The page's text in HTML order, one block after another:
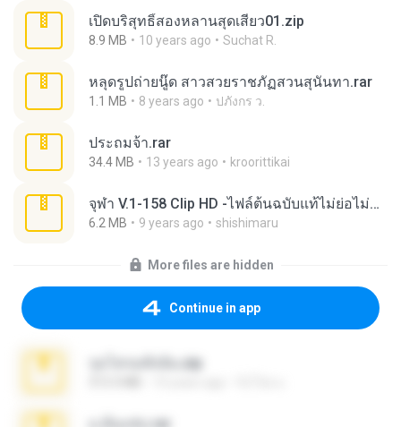
เปิดบริสุทธิ์สองหลานสุดเสียว01.zip
8.9 MB 10 years ago Suchat R.
หลุดรูปถ่ายนู๊ด สาวสวยราชภัฏสวนสุนันทา.rar
1.1 MB 8 years ago ปภังกร ว.
ประถมจ้า.rar
34.4 MB 13 years ago kroorittikai
จุฬา V.1-158 Clip HD -ไฟล์ต้นฉบับแท้ไม่ย่อไม่มีโลโก้-.part14.rar
6.2 MB 9 years ago shishimaru
More files are hidden
Continue in app
รุมโทรมทั้งนั้น.zip